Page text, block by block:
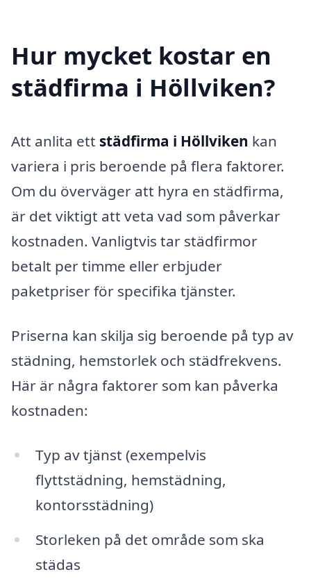
Hur mycket kostar en
städfirma i Höllviken?
Att anlita ett städfirma i Höllviken kan
variera i pris beroende på flera faktorer.
Om du överväger att hyra en städfirma,
är det viktigt att veta vad som påverkar
kostnaden. Vanligtvis tar städfirmor
betalt per timme eller erbjuder
paketpriser för specifika tjänster.
Priserna kan skilja sig beroende på typ av
städning, hemstorlek och städfrekvens.
Här är några faktorer som kan påverka
kostnaden:
Typ av tjänst (exempelvis
flyttstädning, hemstädning,
kontorsstädning)
Storleken på det område som ska
städas